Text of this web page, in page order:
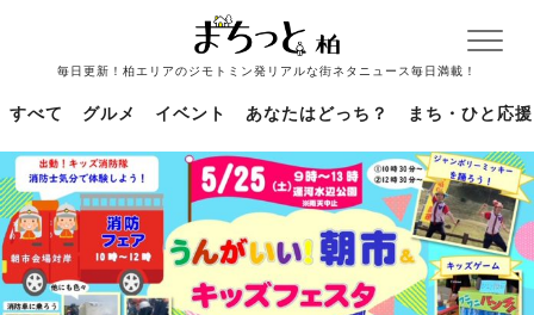
毎日更新！柏エリアのジモトミン発リアルな街ネタニュース毎日満載！
すべて グルメ イベント あなたはどっち？ まち・ひと応援